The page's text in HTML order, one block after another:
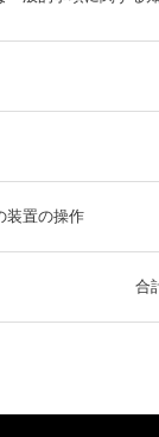
装置の操作
合